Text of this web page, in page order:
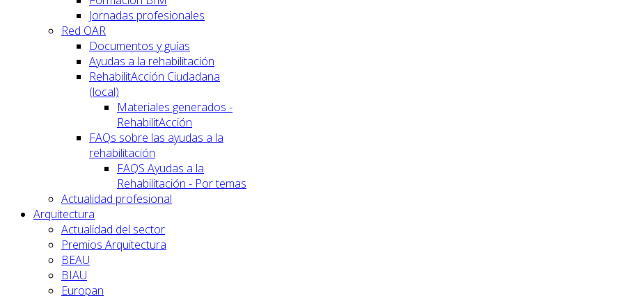
Jornadas profesionales
Red OAR
Documentos y guías
Ayudas a la rehabilitación
RehabilitAcción Ciudadana
(local)
Materiales generados -
RehabilitAcción
FAQs sobre las ayudas a la
rehabilitación
FAQS Ayudas a la
Rehabilitación - Por temas
Actualidad profesional
Arquitectura
Actualidad del sector
Premios Arquitectura
BEAU
BIAU
Europan